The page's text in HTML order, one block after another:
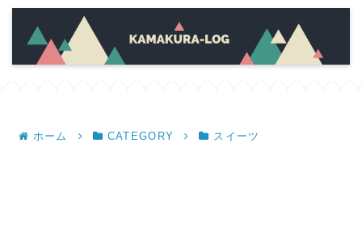
ホーム CATEGORY スイーツ